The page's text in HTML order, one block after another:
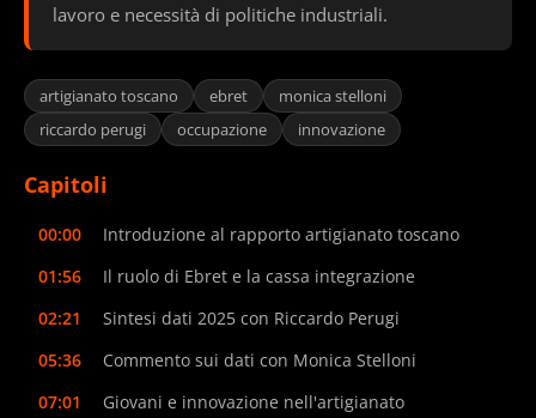
lavoro e necessità di politiche industriali.
artigianato toscano ebret
monica stelloni
riccardo perugi
occupazione innovazione
Capitoli
00:00
Introduzione al rapporto artigianato toscano
01:56
Il ruolo di Ebret e la cassa integrazione
02:21
Sintesi dati 2025 con Riccardo Perugi
05:36
Commento sui dati con Monica Stelloni
07:01
Giovani e innovazione nell'artigianato